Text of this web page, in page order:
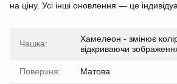
на ціну. Усі інші оновлення — це
Чашка:
Хамелеон - змінює колір
відкриваючи
Поверхня: Матова